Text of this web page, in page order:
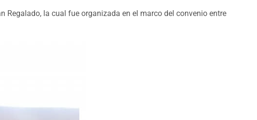
la cual fue organizada en el marco del convenio entre